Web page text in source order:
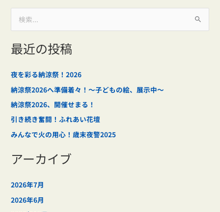
索
対
:
最近の投稿
夜を彩る納涼祭！2026
納涼祭2026へ準備着々！～子どもの絵、展示中～
納涼祭2026、開催せまる！
引き続き奮闘！ふれあい花壇
みんなで火の用心！歳末夜警2025
アーカイブ
2026年7月
2026年6月